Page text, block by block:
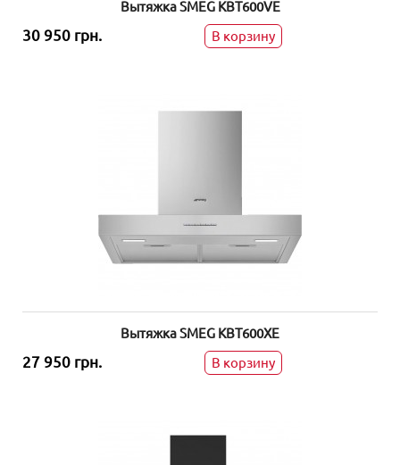
Вытяжка SMEG KBT600VE
30 950 грн. В корзину
Вытяжка SMEG KBT600XE
27 950 грн. В корзину